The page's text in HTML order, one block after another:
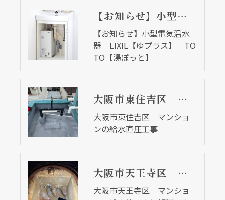
【お知らせ】小型電気温水器 LIXIL【ゆプラス】 TOTO【湯ぽっと】
【お知らせ】小型電気温水
器 LIXIL【ゆプラス】 TO
TO【湯ぽっと】
大阪市東住吉区 マンションの給水直圧工事
大阪市東住吉区 マンショ
ンの給水直圧工事
大阪市天王寺区 マンションの排水管つまり解消工事
大阪市天王寺区 マンショ